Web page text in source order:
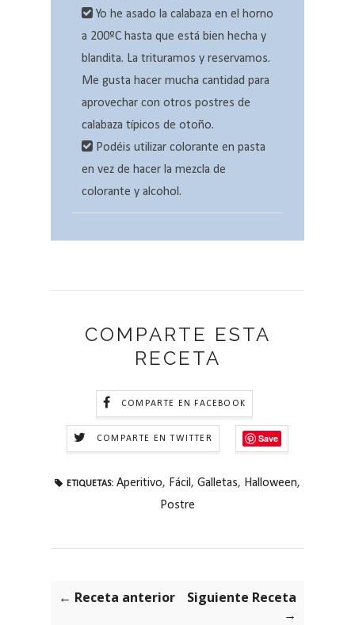
Yo he asado la calabaza en el horno
a 200ºC hasta que está bien hecha y
blandita. La trituramos y reservamos.
Me gusta hacer mucha cantidad para
aprovechar con otros postres de
calabaza típicos de otoño.
Podéis utilizar colorante en pasta
en vez de hacer la mezcla de
colorante y alcohol.
COMPARTE ESTA
RECETA
COMPARTE EN FACEBOOK
COMPARTE EN TWITTER Save
ETIQUETAS: Aperitivo, Fácil , Galletas, Halloween,
Postre
← Receta anterior
Siguiente Receta
→